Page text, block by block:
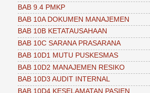
BAB 9.4 PMKP
BAB 10A DOKUMEN MANAJEMEN
BAB 10B KETATAUSAHAAN
BAB 10C SARANA PRASARANA
BAB 10D1 MUTU PUSKESMAS
BAB 10D2 MANAJEMEN RESIKO
BAB 10D3 AUDIT INTERNAL
BAB 10D4 KESELAMATAN PASIEN